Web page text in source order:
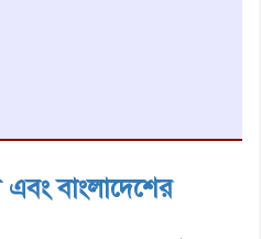
বাংলাদেশের